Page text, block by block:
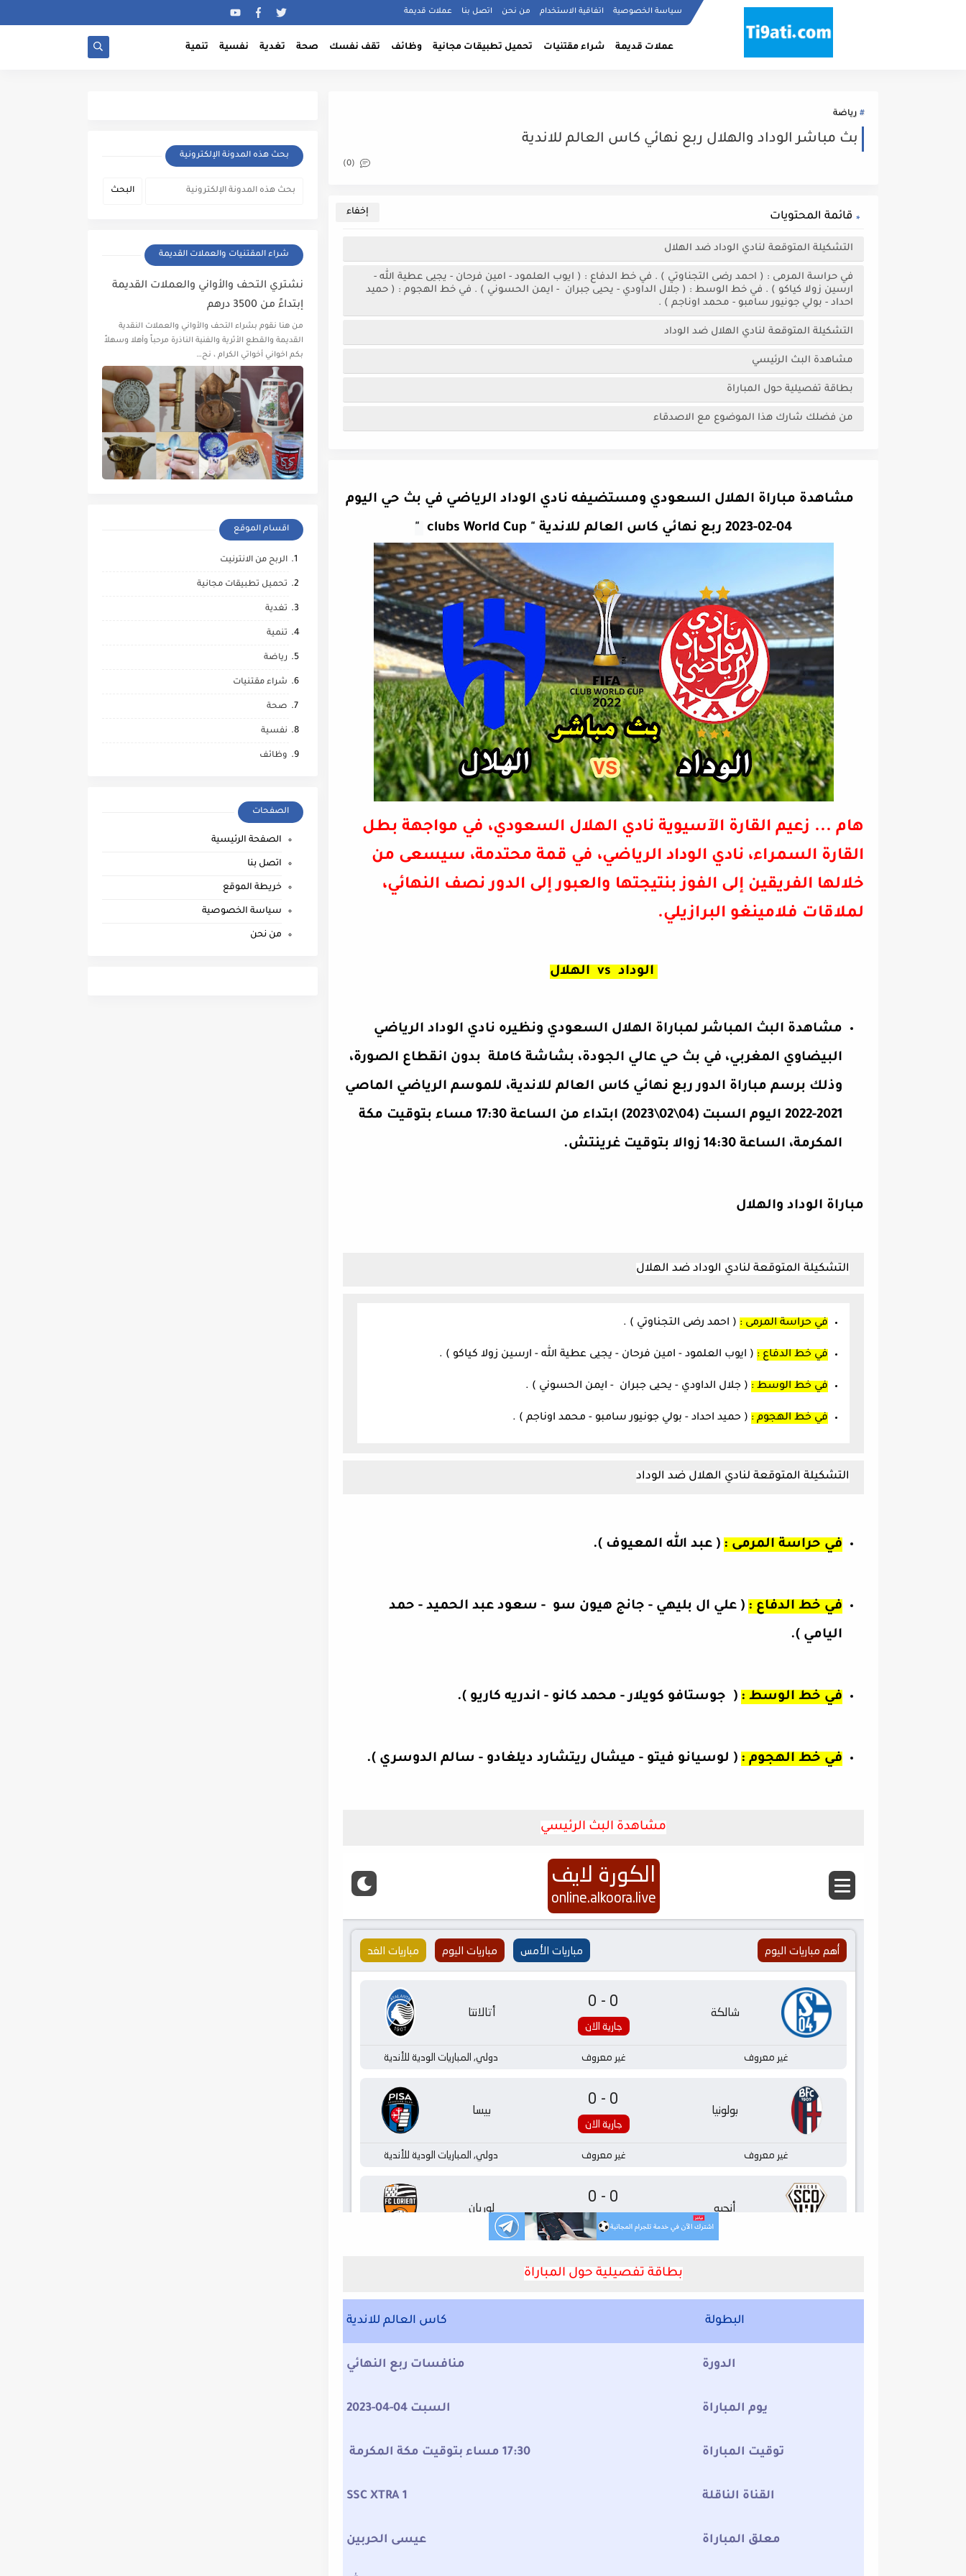
سياسة الخصوصية اتفاقية الاستخدام من نحن اتصل بنا عملات قديمة
عملات قديمة شراء مقتنيات تحميل تطبيقات مجانية وظائف تقف نفسك صحة تغدية نفسية تنمية
رياضة
بث مباشر الوداد والهلال ربع نهائي كاس العالم للاندية
(0)
قائمة المحتويات
التشكيلة المتوقعة لنادي الوداد ضد الهلال
في حراسة المرمى : ( احمد رضى التجناوتي ) . في خط الدفاع : ( ايوب العلمود - امين فرحان - يجيى عطية الله -
ارسين زولا كياكو ) . في خط الوسط : ( جلال الداودي - يحيى جبران - ايمن الحسوني ) . في خط الهجوم : ( حميد
احداد - بولي جونيور سامبو - محمد اوناجم ) .
التشكيلة المتوقعة لنادي الهلال ضد الوداد
مشاهدة البث الرئيسي
بطاقة تفصيلية حول المباراة
من فضلك شارك هذا الموضوع مع الاصدقاء
مشاهدة مباراة الهلال السعودي ومستضيفه نادي الوداد الرياضي في بث حي اليوم
04-02-2023 ربع نهائي كاس العالم للاندية " clubs World Cup
"
هام ... زعيم القارة الآسيوية نادي الهلال السعودي، في مواجهة بطل
القارة السمراء، نادي الوداد الرياضي، في قمة محتدمة، سيسعى من
خلالها الفريقين إلى الفوز بنتيجتها والعبور إلى الدور نصف النهائي،
لملاقات فلامينغو البرازيلي.
الوداد
مشاهدة البث المباشر لمباراة الهلال السعودي ونظيره نادي الوداد الرياضي
البيضاوي المغربي، في بث حي عالي الجودة، بشاشة كاملة بدون انقطاع الصورة،
وذلك برسم مباراة الدور ربع نهائي كاس العالم للاندية، للموسم الرياضي الماصي
2021-2022 اليوم السبت (04\02\2023) ابتداء من الساعة 17:30 مساء بتوقيت مكة
المكرمة، الساعة 14:30 زوالا بتوقيت غرينتش.
مباراة الوداد والهلال
التشكيلة المتوقعة لنادي الوداد ضد الهلال
في حراسة المرمى : ( احمد رضى التجناوتي ) .
في خط الدفاع : ( ايوب العلمود - امين فرحان - يجيى عطية الله - ارسين زولا كياكو ) .
في خط الوسط : ( جلال الداودي - يحيى جبران - ايمن الحسوني ) .
في خط الهجوم : ( حميد احداد - بولي جونيور سامبو - محمد اوناجم ) .
التشكيلة المتوقعة لنادي الهلال ضد الوداد
في حراسة المرمى : ( عبد الله المعيوف ).
في خط الدفاع : ( علي ال بليهي - جانج هيون سو - سعود عبد الحميد - حمد
اليامي ).
في خط الوسط : ( جوستافو كويلار - محمد كانو - اندريه كاريو ).
في خط الهجوم : ( لوسيانو فيتو - ميشال ريتشارد ديلغادو - سالم الدوسري ).
مشاهدة البث الرئيسي
بطاقة تفصيلية حول المباراة
البطولة كاس العالم للاندية
الدورة منافسات ربع النهائي
يوم المباراة السبت 04-04-2023
توقيت المباراة 17:30 مساء بتوقيت مكة المكرمة
القناة الناقلة
معلق المباراة عيسى الحربين
بحث هذه المدونة الإلكترونية
شراء المقتنيات والعملات القديمة
نشتري التحف والأواني والعملات القديمة
إبتداءً من 3500 درهم
من هنا نقوم بشراء التحف والأواني والعملات النقدية
القديمة والقطع الأثرية والفنية الناذرة مرحباً وأهلا وسهلاً
بكم اخواني أخواتي الكرام ، نح…
اقسام الموقع
الربح من الانترنيت
تحميل تطبيقات مجانية
تغدية
تنمية
رياضة
شراء مقتنيات
صحة
نفسية
وظائف
الصفحات
الصفحة الرئيسية
اتصل بنا
خريطة الموقع
سياسة الخصوصية
من نحن